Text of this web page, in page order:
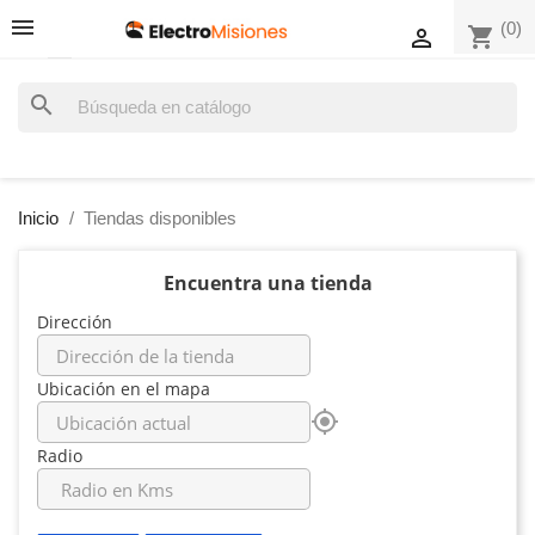
shopping_cart (0)

search
Inicio Tiendas disponibles
Encuentra una tienda
Dirección
Ubicación en el mapa
my_location
Radio